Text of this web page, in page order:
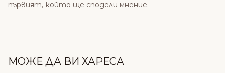
първият, който ще сподели мнение.
МОЖЕ ДА ВИ ХАРЕСА